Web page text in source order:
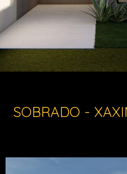
SOBRADO -